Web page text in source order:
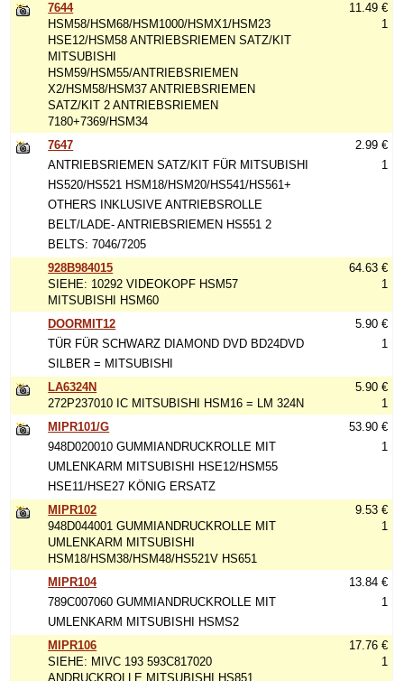
7644
HSM58/HSM68/HSM1000/HSMX1/HSM23
HSE12/HSM58 ANTRIEBSRIEMEN SATZ/KIT
MITSUBISHI
HSM59/HSM55/ANTRIEBSRIEMEN
X2/HSM58/HSM37 ANTRIEBSRIEMEN
SATZ/KIT 2 ANTRIEBSRIEMEN
7180+7369/HSM34
11.49 €
1
7647
ANTRIEBSRIEMEN SATZ/KIT FÜR MITSUBISHI
HS520/HS521 HSM18/HSM20/HS541/HS561+
OTHERS INKLUSIVE ANTRIEBSROLLE
BELT/LADE- ANTRIEBSRIEMEN HS551 2
BELTS: 7046/7205
2.99 €
1
928B984015
SIEHE: 10292 VIDEOKOPF HSM57
MITSUBISHI HSM60
64.63 €
1
DOORMIT12
TÜR FÜR SCHWARZ DIAMOND DVD BD24DVD
SILBER = MITSUBISHI
5.90 €
1
LA6324N
272P237010 IC MITSUBISHI HSM16 = LM 324N
5.90 €
1
MIPR101/G
948D020010 GUMMIANDRUCKROLLE MIT
UMLENKARM MITSUBISHI HSE12/HSM55
HSE11/HSE27 KÖNIG ERSATZ
53.90 €
1
MIPR102
948D044001 GUMMIANDRUCKROLLE MIT
UMLENKARM MITSUBISHI
HSM18/HSM38/HSM48/HS521V HS651
9.53 €
1
MIPR104
789C007060 GUMMIANDRUCKROLLE MIT
UMLENKARM MITSUBISHI HSMS2
13.84 €
1
MIPR106
SIEHE: MIVC 193 593C817020
ANDRUCKROLLE MITSUBISHI HS851
17.76 €
1